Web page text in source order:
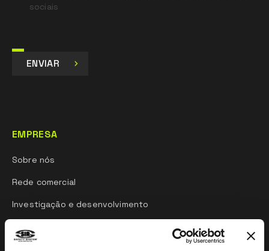
sociais
ENVIAR
EMPRESA
Sobre nós
Rede comercial
Investigação e desenvolvimento